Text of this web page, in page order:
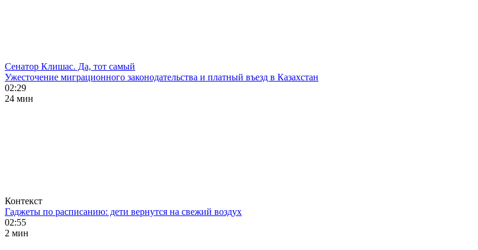
Сенатор Клишас. Да, тот самый
Ужесточение миграционного законодательства и платный въезд в Казахстан
02:29
24 мин
Контекст
Гаджеты по расписанию: дети вернутся на свежий воздух
02:55
2 мин